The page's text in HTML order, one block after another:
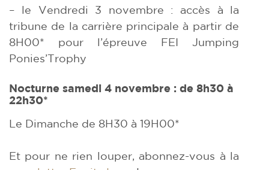
– le Vendredi 3 novembre : accès à la
tribune de la carrière principale à partir de
8H00* pour l’épreuve FEI Jumping
Ponies’Trophy
Nocturne samedi 4 novembre : de 8h30 à
22h30*
Le Dimanche de 8H30 à 19H00*
Et pour ne rien louper, abonnez-vous à la